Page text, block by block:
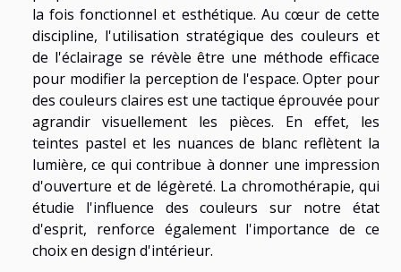
la fois fonctionnel et esthétique. Au cœur de cette
discipline, l'utilisation stratégique des couleurs et
de l'éclairage se révèle être une méthode efficace
pour modifier la perception de l'espace. Opter pour
des couleurs claires est une tactique éprouvée pour
agrandir visuellement les pièces. En effet, les
teintes pastel et les nuances de blanc reflètent la
lumière, ce qui contribue à donner une impression
d'ouverture et de légèreté. La chromothérapie, qui
étudie l'influence des couleurs sur notre état
d'esprit, renforce également l'importance de ce
choix en design d'intérieur.